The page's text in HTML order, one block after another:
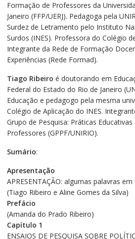
Formação de Professores da
Janeiro (FFP/UERJ). Pedagoga pela
Surdez de Letramento pelo Instituto
Surdos (INES). Professora do Colégio
Integrante da Rede de Formação
Experiências (Rede Formad).
Tiago Ribeiro é doutorando em
Federal do Estado do Rio de Janeiro
Educação e pedagogo pela mesma
Colégio de Aplicação do INES.
Grupo de Pesquisa: Práticas
Professores (GPPF/UNIRIO).
Sumário:
Apresentação
APRESENTAÇÃO: algumas palavras
(Tiago Ribeiro e Aline Gomes da Silva)
Prefácio
(Amanda do Prado Ribeiro)
Capítulo 1
ENSAIOS DE PESQUISA SOBRE